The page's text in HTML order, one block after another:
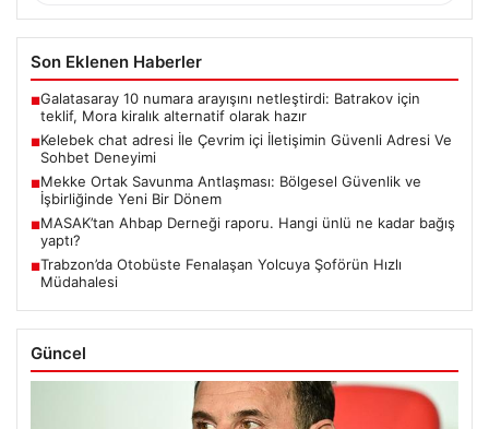
Son Eklenen Haberler
■Galatasaray 10 numara arayışını netleştirdi: Batrakov için
teklif, Mora kiralık alternatif olarak hazır
■Kelebek chat adresi İle Çevrim içi İletişimin Güvenli Adresi Ve
Sohbet Deneyimi
■Mekke Ortak Savunma Antlaşması: Bölgesel Güvenlik ve
İşbirliğinde Yeni Bir Dönem
■MASAK’tan Ahbap Derneği raporu. Hangi ünlü ne kadar bağış
yaptı?
■Trabzon’da Otobüste Fenalaşan Yolcuya Şoförün Hızlı
Müdahalesi
Güncel